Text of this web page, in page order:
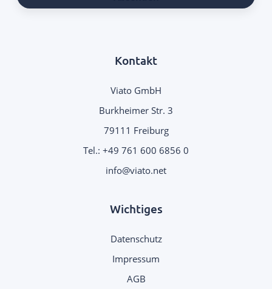
Kontakt
Viato GmbH
Burkheimer Str. 3
79111 Freiburg
Tel.: +49 761 600 6856 0
.
Wichtiges
Datenschutz
Impressum
AGB